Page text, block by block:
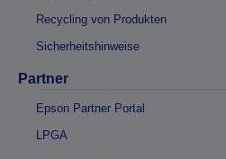
Recycling von Produkten
Sicherheitshinweise
Partner
Epson Partner Portal
LPGA